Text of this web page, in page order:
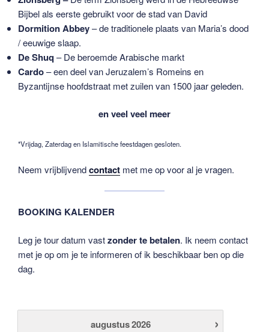
Bijbel als eerste gebruikt voor de stad van David
Dormition Abbey– de traditionele plaats van Maria’s dood
/ eeuwige slaap.
De Shuq– De beroemde Arabische markt
Cardo– een deel van Jeruzalem’s Romeins en
Byzantijnse hoofdstraat met zuilen van 1500 jaar geleden.
en veel veel meer
*Vrijdag, Zaterdag en Islamitische feestdagen gesloten.
Neem vrijblijvendcontact met me op voor al je vragen.
BOOKING KALENDER
Leg je tour datum vastzonder te betalen. Ik neem contact
met je op om je te informeren of ik beschikbaar ben op die
dag.
›
augustus2026